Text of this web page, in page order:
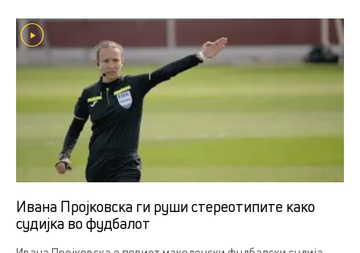
Ивана Пројковска ги руши стереотипите како
судијка во фудбалот